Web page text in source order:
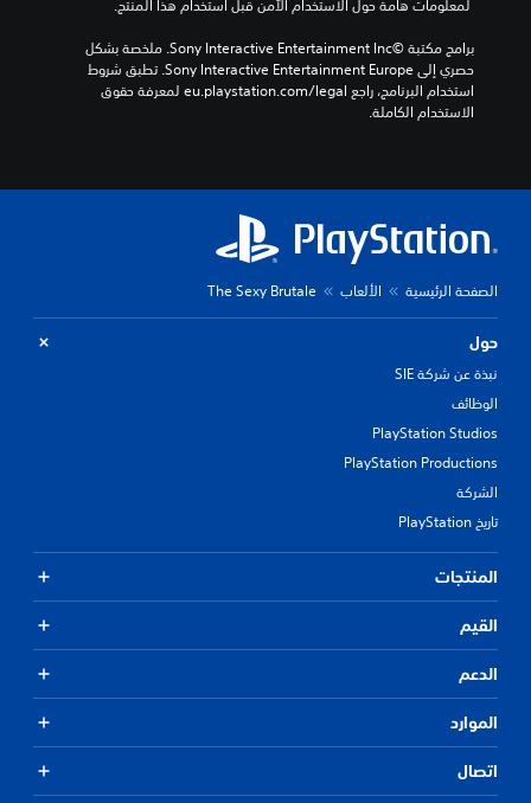
الاستخدام الكاملة.
الصفحة الرئيسية الألعاب The Sexy Brutale
حول
نبذة عن شركة SIE
الوظائف
PlayStation Studios
PlayStation Productions
الشركة
تاريخ PlayStation
المنتجات
القيم
الدعم
الموارد
اتصال